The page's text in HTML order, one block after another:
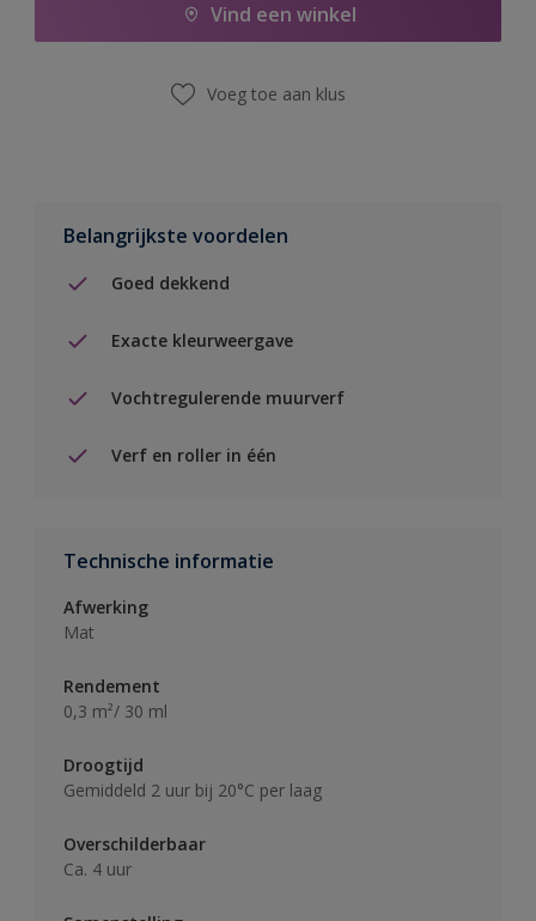
Vind een winkel
Voeg toe aan klus
Belangrijkste voordelen
Goed dekkend
Exacte kleurweergave
Vochtregulerende muurverf
Verf en roller in één
Technische informatie
Afwerking
Mat
Rendement
0,3 m²/ 30 ml
Droogtijd
Gemiddeld 2 uur bij 20°C per laag
Overschilderbaar
Ca. 4 uur